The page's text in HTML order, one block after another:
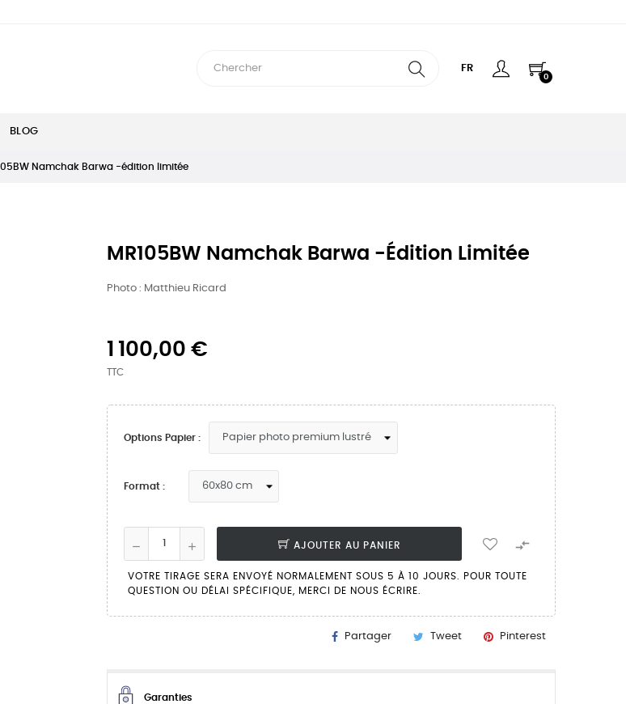
FR
0
BLOG
Namchak Barwa -édition limitée
MR105BW Namchak Barwa -édition Limitée
Photo : Matthieu Ricard
1 100,00 €
TTC
Options Papier :
Format :
AJOUTER AU PANIER 
VOTRE TIRAGE SERA ENVOYÉ NORMALEMENT SOUS 5 À 10 JOURS. POUR TOUTE
QUESTION OU DÉLAI SPÉCIFIQUE, MERCI DE NOUS ÉCRIRE.
Partager Tweet Pinterest
Garanties